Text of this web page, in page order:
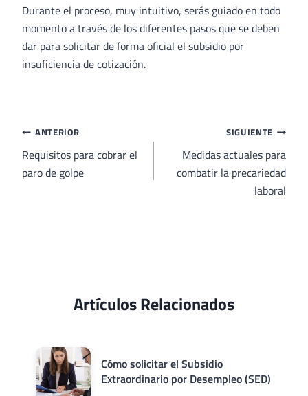
Durante el proceso, muy intuitivo, serás guiado en todo
momento a través de los diferentes pasos que se deben
dar para solicitar de forma oficial el subsidio por
insuficiencia de cotización.
Navegación
de
entradas
ANTERIOR
Requisitos para cobrar el
paro de golpe
SIGUIENTE
Medidas actuales para
combatir la precariedad
laboral
Artículos Relacionados
Cómo solicitar el Subsidio
Extraordinario por Desempleo (SED)